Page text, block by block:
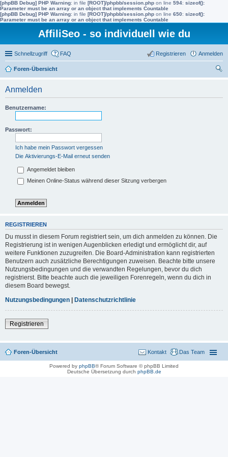
[phpBB Debug] PHP Warning: in file [ROOT]/phpbb/session.php on line 594: sizeof():
Parameter must be an array or an object that implements Countable
[phpBB Debug] PHP Warning: in file [ROOT]/phpbb/session.php on line 650: sizeof():
Parameter must be an array or an object that implements Countable
AffiliSeo - so individuell wie du
Schnellzugriff FAQ Anmelden
Registrieren
Foren-Übersicht
Anmelden
Benutzername:
Passwort:
Ich habe mein Passwort vergessen
Die Aktivierungs-E-Mail erneut senden
Angemeldet bleiben
Meinen Online-Status während dieser Sitzung verbergen
REGISTRIEREN
Du musst in diesem Forum registriert sein, um dich anmelden zu können. Die
Registrierung ist in wenigen Augenblicken erledigt und ermöglicht dir, auf
weitere Funktionen zuzugreifen. Die Board-Administration kann registrierten
Benutzern auch zusätzliche Berechtigungen zuweisen. Beachte bitte unsere
Nutzungsbedingungen und die verwandten Regelungen, bevor du dich
registrierst. Bitte beachte auch die jeweiligen Forenregeln, wenn du dich in
diesem Board bewegst.
Nutzungsbedingungen | Datenschutzrichtlinie
Registrieren
Foren-Übersicht Das Team
Kontakt
Powered by phpBB® Forum Software © phpBB Limited
Deutsche Übersetzung durch phpBB.de